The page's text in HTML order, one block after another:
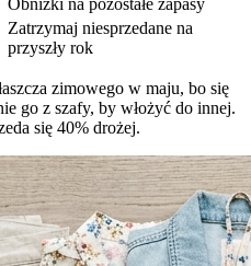
Obniżki na pozostałe zapasy
Zatrzymaj niesprzedane na
przyszły rok
zimowego w maju, bo się
go z szafy, by włożyć do innej.
się 40% drożej.